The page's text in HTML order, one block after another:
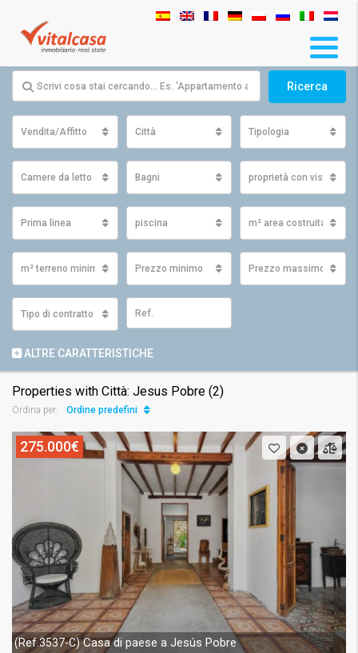
Ricerca
Vendita/Affitto Città Tipologia
Camere da letto Bagni proprietà con vista
Prima linea piscina m² area costruita
m² terreno minimo Prezzo minimo Prezzo massimo
Tipo di contratto
ALTRE CARATTERISTICHE
Properties with Città: Jesus Pobre (2)
Ordina per: Ordine predefinito
275.000€
(Ref.3537-C)Casa di paese a Jesús Pobre